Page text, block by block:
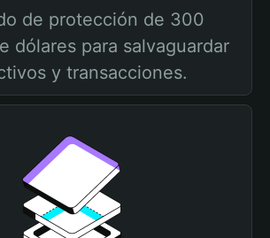
de protección de 300
dólares para salvaguardar
y transacciones.